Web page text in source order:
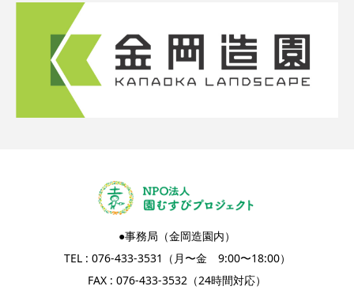
●事務局（金岡造園内）
TEL : 076-433-3531（月〜金 9:00〜18:00）
FAX : 076-433-3532（24時間対応）